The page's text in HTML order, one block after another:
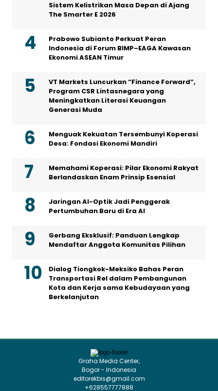
Sistem Kelistrikan Masa Depan di Ajang
The Smarter E 2026
Prabowo Subianto Perkuat Peran
Indonesia di Forum BIMP–EAGA Kawasan
Ekonomi ASEAN Timur
VT Markets Luncurkan “Finance Forward”,
Program CSR Lintasnegara yang
Meningkatkan Literasi Keuangan
Generasi Muda
Menguak Kekuatan Tersembunyi Koperasi
Desa: Fondasi Ekonomi Mandiri
Memahami Koperasi: Pilar Ekonomi Rakyat
Berlandaskan Enam Prinsip Esensial
Jaringan AI-Optik Jadi Penggerak
Pertumbuhan Baru di Era AI
Gerbang Eksklusif: Panduan Lengkap
Mendaftar Anggota Komunitas Pilihan
Dialog Tiongkok-Meksiko Bahas Peran
Transportasi Rel dalam Pembangunan
Kota dan Kerja sama Kebudayaan yang
Berkelanjutan
Graha Media Center,
Bogor - Indonesia
editorekbis@gmail.com
+628557777888